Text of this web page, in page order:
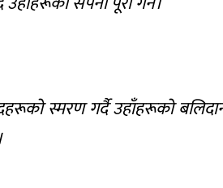
स्मरण गर्दै उहाँहरूको